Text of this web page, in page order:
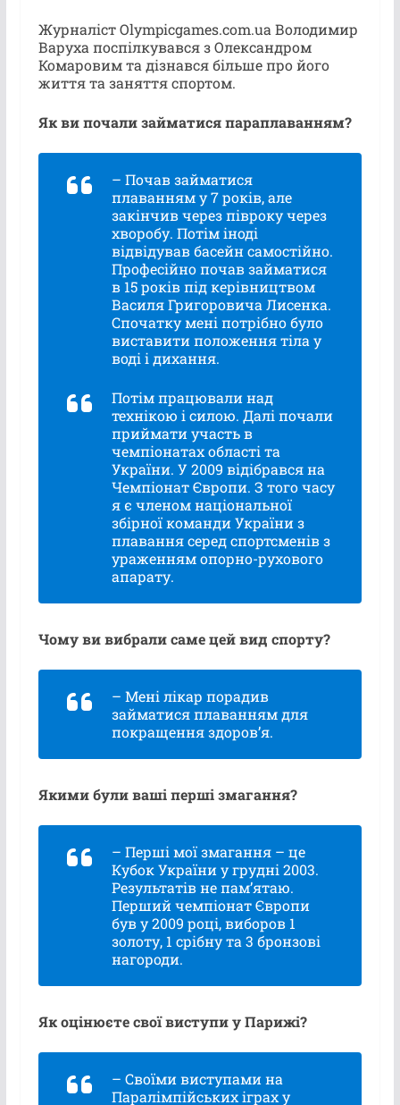
Журналіст Olympicgames.com.ua Володимир
Варуха поспілкувався з Олександром
Комаровим та дізнався більше про його
життя та заняття спортом.
Як ви почали займатися параплаванням?
– Почав займатися
плаванням у 7 років, але
закінчив через півроку через
хворобу. Потім іноді
відвідував басейн самостійно.
Професійно почав займатися
в 15 років під керівництвом
Василя Григоровича Лисенка.
Спочатку мені потрібно було
виставити положення тіла у
воді і дихання.
Потім працювали над
технікою і силою. Далі почали
приймати участь в
чемпіонатах області та
України. У 2009 відібрався на
Чемпіонат Європи. З того часу
я є членом національної
збірної команди України з
плавання серед спортсменів з
ураженням опорно-рухового
апарату.
Чому ви вибрали саме цей вид спорту?
– Мені лікар порадив
займатися плаванням для
покращення здоров’я.
Якими були ваші перші змагання?
– Перші мої змагання – це
Кубок України у грудні 2003.
Результатів не пам’ятаю.
Перший чемпіонат Європи
був у 2009 році, виборов 1
золоту, 1 срібну та 3 бронзові
нагороди.
Як оцінюєте свої виступи у Парижі?
– Своїми виступами на
Паралімпійських іграх у